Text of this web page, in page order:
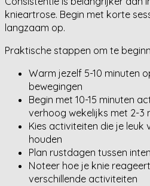
knieartrose. Begin met korte
langzaam op.
Praktische stappen om te
Warm jezelf 5-10 minuten
bewegingen
Begin met 10-15 minuten
verhoog wekelijks met 2-3
Kies activiteiten die je leuk
houden
Plan rustdagen tussen
Noteer hoe je knie
verschillende activiteiten